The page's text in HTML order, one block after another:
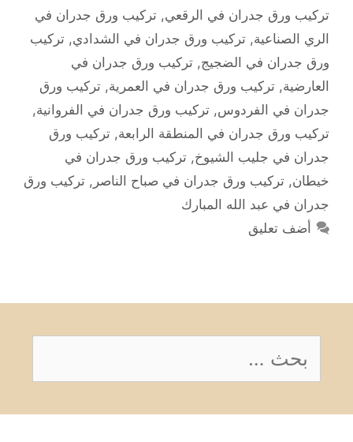
تركيب ورق جدران في الرقعي, تركيب ورق جدران في
الري الصناعية, تركيب ورق جدران في الشدادي, تركيب
ورق جدران في الضجيج, تركيب ورق جدران في
العارضية, تركيب ورق جدران في العمرية, تركيب ورق
جدران في الفردوس, تركيب ورق جدران في الفروانية,
تركيب ورق جدران في المنطقة الرابعة, تركيب ورق
جدران في جليب الشيوخ, تركيب ورق جدران في
خيطان, تركيب ورق جدران في صباح الناصر , تركيب ورق
جدران في عبد الله المبارك
أضف تعليق
البحث
عن: